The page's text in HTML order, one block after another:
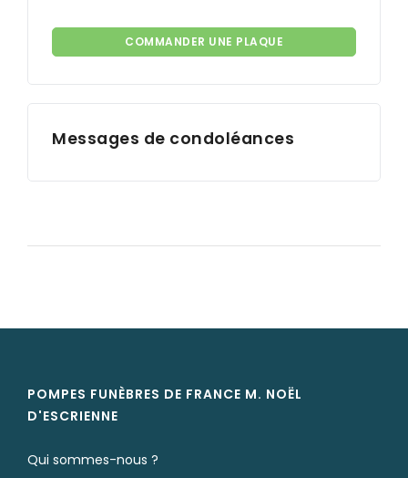
COMMANDER UNE PLAQUE
Messages de condoléances
POMPES FUNÈBRES DE FRANCE M. NOËL
D'ESCRIENNE
Qui sommes-nous ?